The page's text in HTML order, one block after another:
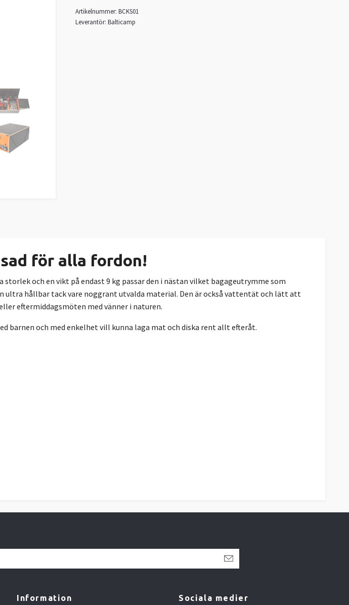
Artikelnummer: BCKS01
Leverantör: Balticamp
för alla fordon!
och en vikt på endast 9 kg passar den i nästan vilket bagageutrymme som
hållbar tack vare noggrant utvalda material. Den är också vattentät och lätt att
eftermiddagsmöten med vänner i naturen.
barnen och med enkelhet vill kunna laga mat och diska rent allt efteråt.
Information Sociala medier